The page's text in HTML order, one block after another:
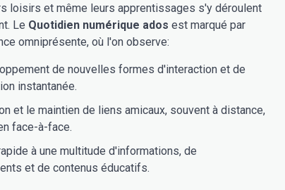
loisirs et même leurs apprentissages s'y déroulent
Le Quotidien numérique ados est marqué par
omniprésente, où l'on observe:
de nouvelles formes d'interaction et de
instantanée.
et le maintien de liens amicaux, souvent à distance,
face-à-face.
à une multitude d'informations, de
et de contenus éducatifs.